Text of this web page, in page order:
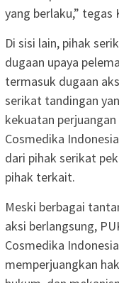
yang berlaku,” tegas
Di sisi lain, pihak
dugaan upaya
termasuk dugaan
serikat tandingan
kekuatan
Cosmedika
dari pihak serikat
pihak terkait.
Meski berbagai
aksi berlangsung,
Cosmedika
memperjuangkan